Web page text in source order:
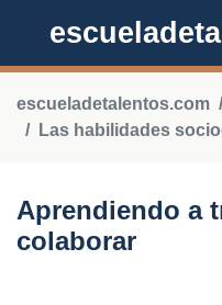
escueladetalentos.com
Las habilidades
Aprendiendo a
colaborar